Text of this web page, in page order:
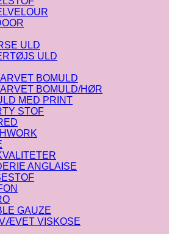
ULD
ULD
BOMULD
BOMULD/HØR
MED PRINT
STOF
ANGLAISE
GAUZE
VISKOSE